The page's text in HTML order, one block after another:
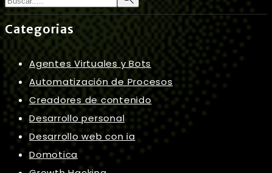
Categorias
Agentes Virtuales y Bots
Automatización de Procesos
Creadores de contenido
Desarrollo personal
Desarrollo web con ia
Domotica